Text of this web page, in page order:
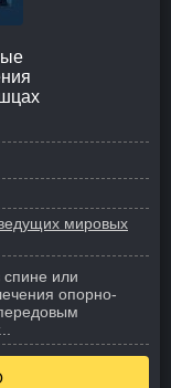
мировых
спине или
опорно-